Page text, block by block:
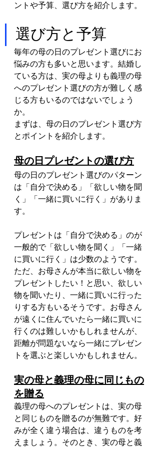
ントや予算、選び方を紹介します。
選び方と予算
毎年の母の日のプレゼント選びにお
悩みの方も多いと思います。結婚し
ている方は、実の母よりも義理の母
へのプレゼント選びの方が難しく感
じる方もいるのではないでしょう
か。
まずは、母の日のプレゼント選び方
とポイントを紹介します。
母の日プレゼントの選び方
母の日のプレゼント選びのパターン
は「自分で決める」「欲しい物を聞
く」「一緒に買いに行く」がありま
す。
プレゼントは「自分で決める」のが
一般的で「欲しい物を聞く」「一緒
に買いに行く」は少数のようです。
ただ、お母さんが本当に欲しい物を
プレゼントしたい！と思い、欲しい
物を聞いたり、一緒に買いに行った
りする方もいるそうです。お母さん
が遠くに住んでいたら一緒に買いに
行くのは難しいかもしれませんが、
距離が問題ないなら一緒にプレゼン
トを選ぶと楽しいかもしれません。
実の母と義理の母に同じもの
を贈る
義理の母へのプレゼントは、実の母
と同じものを贈るのが無難です。好
みが全く違う場合は、違うものを考
えましょう。そのとき、実の母と義